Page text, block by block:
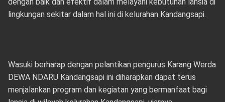
lingkungan sekitar dalam hal ini di kelurahan Kandangsapi.
Wasuki berharap dengan pelantikan pengurus Karang Werda
DEWA NDARU Kandangsapi ini diharapkan dapat terus
menjalankan program dan kegiatan yang bermanfaat bagi